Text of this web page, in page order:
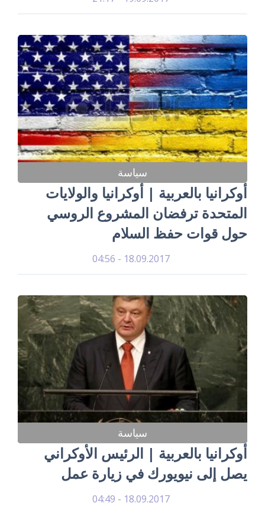
سياسة
أوكرانيا بالعربية | أوكرانيا والولايات
المتحدة ترفضان المشروع الروسي
حول قوات حفظ السلام
18.09.2017 - 04:56
سياسة
أوكرانيا بالعربية | الرئيس الأوكراني
يصل إلى نيويورك في زيارة عمل
18.09.2017 - 04:49